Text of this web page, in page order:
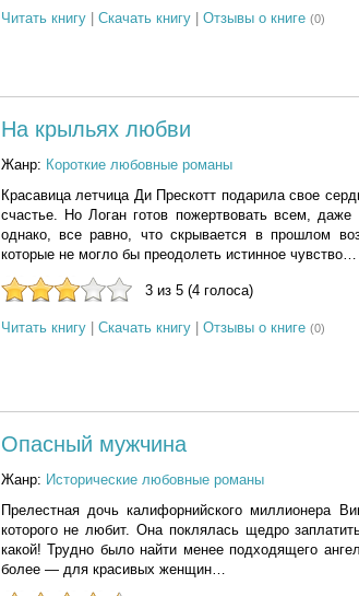
Читать книгу| Скачать книгу| Отзывы о книге (0)
На крыльях любви
Жанр: Короткие любовные романы
Красавица летчица Ди Прескотт подарила свое
счастье. Но Логан готов пожертвовать всем,
однако, все равно, что скрывается в прошлом
которые не могло бы преодолеть истинное чувство…
3 из 5 (4 голоса)
Читать книгу| Скачать книгу| Отзывы о книге (0)
Опасный мужчина
Жанр: Исторические любовные романы
Прелестная дочь калифорнийского миллионера
которого не любит. Она поклялась щедро
какой! Трудно было найти менее подходящего
более — для красивых женщин…